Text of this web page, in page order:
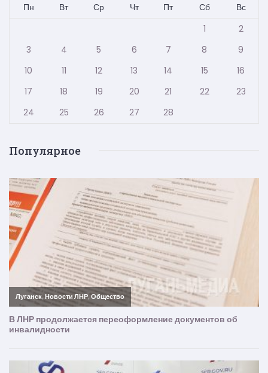
Пн
Вт Ср Чт Пт Сб
Вс
1
2
3
4 5 6 7 8
9
10
11 12 13 14 15
16
17
18 19 20 21 22
23
24
25 26 27 28
Популярное